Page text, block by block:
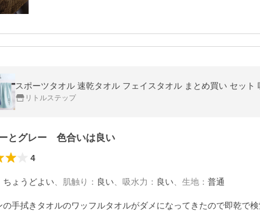
スポーツタオル 速乾タオル フェイスタオル まとめ買い セッ
リトルステップ
とグレー 色合いは良い
4
ちょうどよい 肌触り ： 良い 吸水力 ： 良い 生地 ： 普通
の手拭きタオルのワッフルタオルがダメになってきたので即乾で